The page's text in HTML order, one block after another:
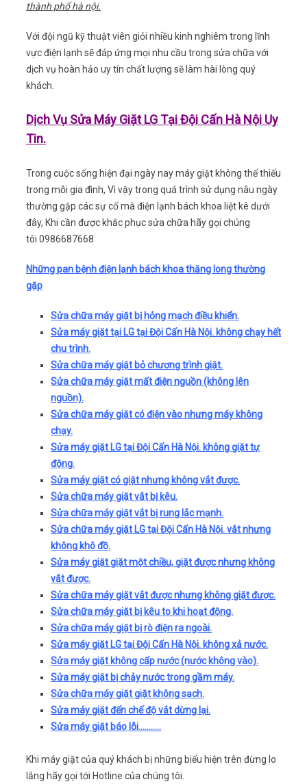
thành phố hà nội.
Với đội ngũ kỹ thuật viên giỏi nhiều kinh nghiêm trong lĩnh
vực điện lạnh sẽ đáp ứng mọi nhu cầu trong sửa chữa với
dịch vụ hoàn hảo uy tín chất lượng sẽ làm hài lòng quý
khách.
Dịch Vụ Sửa Máy Giặt LG Tại Đội Cấn Hà Nội Uy
Tin.
Trong cuộc sống hiện đại ngày nay máy giặt không thể thiếu
trong mỗi gia đình, Vì vậy trong quá trình sử dụng nâu ngày
thường gặp các sự cố mà điện lạnh bách khoa liệt kê dưới
đây, Khi cần được khắc phục sửa chữa hãy gọi chúng
tôi 0986687668
Những pan bệnh điện lạnh bách khoa thăng long thường
gặp
Sửa chữa máy giặt bị hỏng mạch điều khiển.
Sửa máy giặt tại LG tại Đội Cấn Hà Nội. không chạy hết
chu trình.
Sửa chữa máy giặt bỏ chương trình giặt.
Sửa chữa máy giặt mất điện nguồn (không lên
nguồn).
Sửa chữa máy giặt có điện vào nhưng máy không
chạy.
Sửa máy giặt LG tại Đội Cấn Hà Nội. không giặt tự
động.
Sửa máy giặt có giặt nhưng không vắt được.
Sửa chữa máy giặt vắt bị kêu.
Sửa chữa máy giặt vắt bị rung lắc mạnh.
Sửa chữa máy giặt LG tại Đội Cấn Hà Nội. vắt nhưng
không khô đồ.
Sửa máy giặt giặt một chiều, giặt được nhưng không
vắt được.
Sửa chữa máy giặt vắt được nhưng không giặt được.
Sửa chữa máy giặt bị kêu to khi hoạt động.
Sửa chữa máy giặt bị rò điện ra ngoài.
Sửa máy giặt LG tại Đội Cấn Hà Nội. không xả nước.
Sửa máy giặt không cấp nước (nước không vào).
Sửa máy giặt bị chảy nước trong gầm máy.
Sửa chữa máy giặt giặt không sạch.
Sửa máy giặt đến chế độ vắt dừng lại.
Sửa máy giặt báo lỗi………..
Khi máy giặt của quý khách bị những biểu hiện trên đừng lo
lắng hãy gọi tới Hotline của chúng tôi.